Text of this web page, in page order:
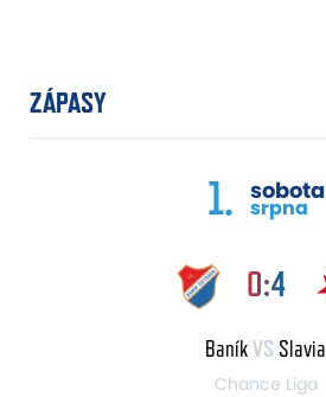
ZÁPASY
1. sobota
srpna
0:4
BaníkVS Slavia
Chance Liga